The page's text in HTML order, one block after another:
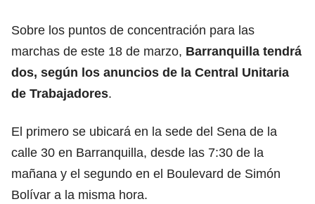
Sobre los puntos de concentración para las
marchas de este 18 de marzo, Barranquilla tendrá
dos, según los anuncios de la Central Unitaria
de Trabajadores.
El primero se ubicará en la sede del Sena de la
calle 30 en Barranquilla, desde las 7:30 de la
mañana y el segundo en el Boulevard de Simón
Bolívar a la misma hora.